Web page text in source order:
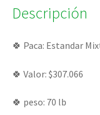
Descripción
🍀 Paca: Estandar
🍀 Valor: $307.066
🍀 peso: 70 lb